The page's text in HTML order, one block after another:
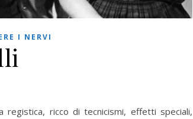
I NERVI
registica, ricco di tecnicismi, effetti speciali,